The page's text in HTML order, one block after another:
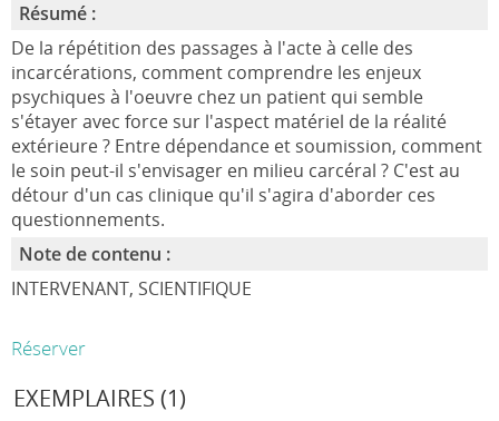
Résumé :
De la répétition des passages à l'acte à celle des
incarcérations, comment comprendre les enjeux
psychiques à l'oeuvre chez un patient qui semble
s'étayer avec force sur l'aspect matériel de la réalité
extérieure ? Entre dépendance et soumission, comment
le soin peut-il s'envisager en milieu carcéral ? C'est au
détour d'un cas clinique qu'il s'agira d'aborder ces
questionnements.
Note de contenu :
INTERVENANT, SCIENTIFIQUE
Réserver
EXEMPLAIRES (1)